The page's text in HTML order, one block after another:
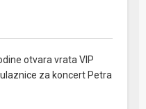
otvara vrata VIP
za koncert Petra